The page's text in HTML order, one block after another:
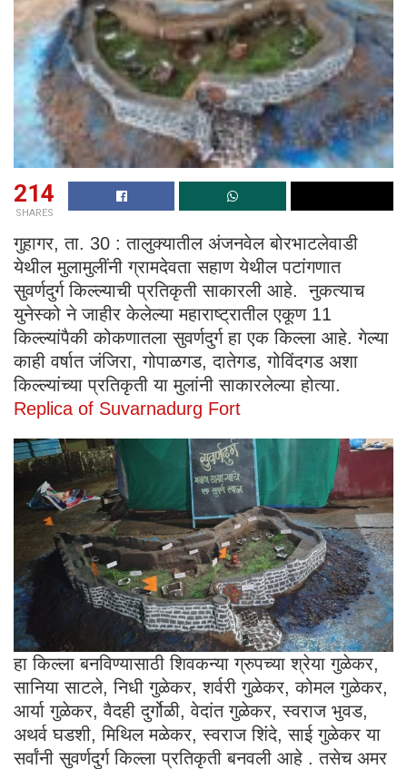
214
SHARES
गुहागर, ता. 30 : तालुक्यातील अंजनवेल बोरभाटलेवाडी
येथील मुलामुलींनी ग्रामदेवता सहाण येथील पटांगणात
सुवर्णदुर्ग किल्ल्याची प्रतिकृती साकारली आहे. नुकत्याच
युनेस्को ने जाहीर केलेल्या महाराष्ट्रातील एकूण 11
किल्ल्यांपैकी कोकणातला सुवर्णदुर्ग हा एक किल्ला आहे. गेल्या
काही वर्षात जंजिरा, गोपाळगड, दातेगड, गोविंदगड अशा
किल्ल्यांच्या प्रतिकृती या मुलांनी साकारलेल्या होत्या.
Replica of Suvarnadurg Fort
हा किल्ला बनविण्यासाठी शिवकन्या ग्रुपच्या श्रेया गुळेकर,
सानिया साटले, निधी गुळेकर, शर्वरी गुळेकर, कोमल गुळेकर,
आर्या गुळेकर, वैदही दुर्गोळी, वेदांत गुळेकर, स्वराज भुवड,
अथर्व घडशी, मिथिल मळेकर, स्वराज शिंदे, साई गुळेकर या
सर्वांनी सुवर्णदुर्ग किल्ला प्रतिकृती बनवली आहे . तसेच अमर